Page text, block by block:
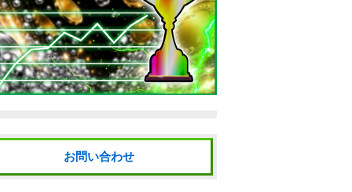
お問い合わせ